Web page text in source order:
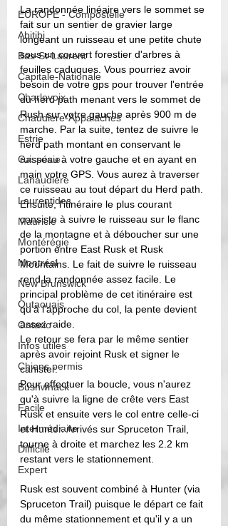
EUROPE - Compostelle
Abitibi
Bas-St-Laurent
Capitale-Nationale
Charlevoix
Chaudière-Appalaches
Estrie
Gaspésie
Lanaudière
Laurentides
Mauricie
Montérégie
Montréal
New Brunswick
Outaouais
Ontario
Infos utiles
Chiens permis
Bushwhack
Facile
Intermédiaire
Difficile
Expert
La randonnée linéaire vers le sommet se
fait sur un sentier de gravier large
longeant un ruisseau et une petite chute
sous un couvert forestier d'arbres à
feuilles caduques. Vous pourriez avoir
besoin de votre gps pour trouver l'entrée
du herd path menant vers le sommet de
Rush sur votre gauche après 900 m de
marche. Par la suite, tentez de suivre le
herd path montant en conservant le
ruisseau à votre gauche et en ayant en
main votre GPS. Vous aurez à traverser
ce ruisseau au tout départ du Herd path.
Ensuite, l'itinéraire le plus courant
consiste à suivre le ruisseau sur le flanc
de la montagne et à déboucher sur une
portion entre East Rusk et Rusk
Mountains. Le fait de suivre le ruisseau
rend la randonnée assez facile. Le
principal problème de cet itinéraire est
qu'à l'approche du col, la pente devient
assez raide.
Le retour se fera par le même sentier
après avoir rejoint Rusk et signer le
canister.
Pour effectuer la boucle, vous n'aurez
qu'à suivre la ligne de crête vers East
Rusk et ensuite vers le col entre celle-ci
et Hunter. Arrivés sur Spruceton Trail,
tourne à droite et marchez les 2.2 km
restant vers le stationnement.
Rusk est souvent combiné à Hunter (via
Spruceton Trail) puisque le départ ce fait
du même stationnement et qu'il y a un